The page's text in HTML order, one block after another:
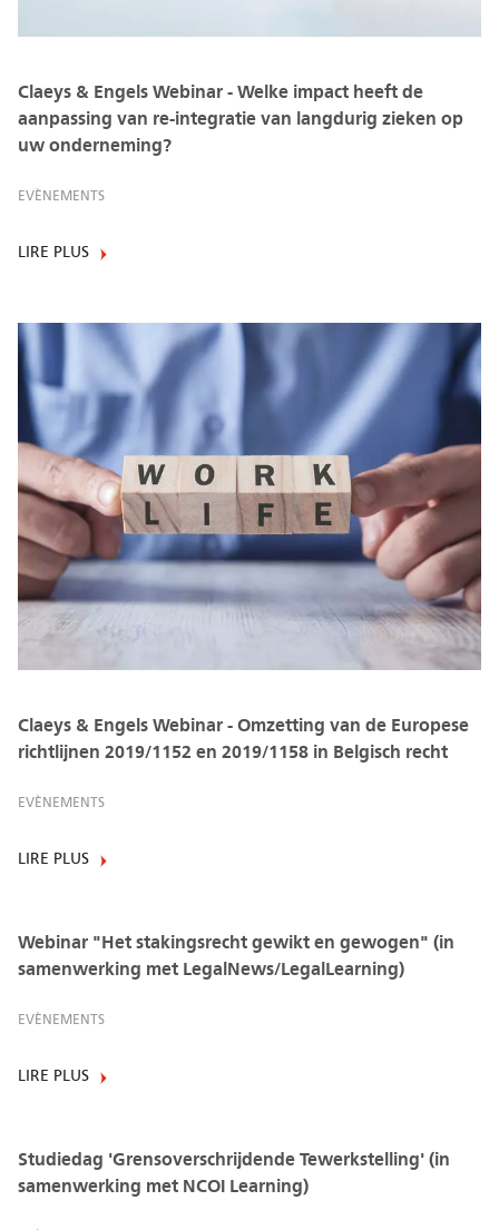
Claeys & Engels Webinar - Welke impact heeft de
aanpassing van re-integratie van langdurig zieken op
uw onderneming?
EVÈNEMENTS
LIRE PLUS
Claeys & Engels Webinar - Omzetting van de Europese
richtlijnen 2019/1152 en 2019/1158 in Belgisch recht
EVÈNEMENTS
LIRE PLUS
Webinar "Het stakingsrecht gewikt en gewogen" (in
samenwerking met LegalNews/LegalLearning)
EVÈNEMENTS
LIRE PLUS
Studiedag 'Grensoverschrijdende Tewerkstelling' (in
samenwerking met NCOI Learning)